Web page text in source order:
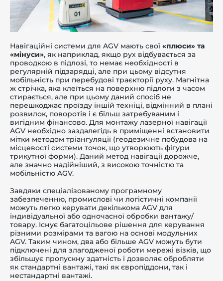
Навігаційні системи для AGV мають свої «плюси» та
«мінуси», як наприклад, якщо рух відбувається за
проводкою в підлозі, то немає необхідності в
регулярній підзарядці, але при цьому відсутня
мобільність при перебудові траєкторії руху. Магнітна
ж стрічка, яка клеїться на поверхню підлоги з часом
стирається, але при цьому даний спосіб не
перешкоджає проїзду іншій техніці, відмінний в плані
розвилок, поворотів і є більш затребуваним і
вигідним фінансово. Для монтажу лазерної навігації
AGV необхідно заздалегідь в приміщенні встановити
мітки методом тріангуляції (геодезичне побудова на
місцевості системи точок, що утворюють фігури
трикутної форми). Даний метод навігації дорожче,
але значно надійніший, з високою точністю та
мобільністю AGV.
Завдяки спеціалізованому програмному
забезпеченню, промислові чи логістичні компанії
можуть легко керувати декількома AGV для
індивідуальної або одночасної обробки вантажу/
товару. Існує багатоцільове рішення для керування
різними розмірами та вагою на основі модульних
AGV. Таким чином, два або більше AGV можуть бути
підключені для злагодженої роботи мережі візків, що
збільшує пропускну здатність і дозволяє обробляти
як стандартні вантажі, такі як європіддони, так і
нестандартні вантажі.